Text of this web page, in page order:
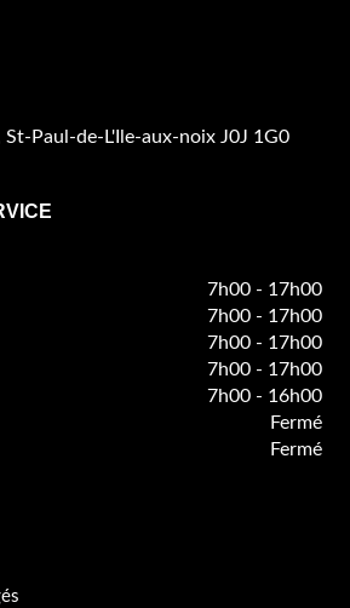
Paul-de-L'Ile-aux-noix J0J 1G0
7h00 - 17h00
7h00 - 17h00
7h00 - 17h00
7h00 - 17h00
7h00 - 16h00
Fermé
Fermé